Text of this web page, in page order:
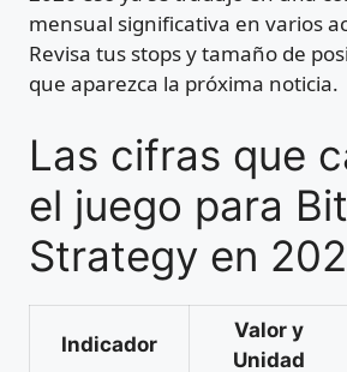
mensual significativa en varios
Revisa tus stops y tamaño de
que aparezca la próxima noticia.
Las cifras que
el juego para
Strategy en
Indicador
Valor y
Unidad